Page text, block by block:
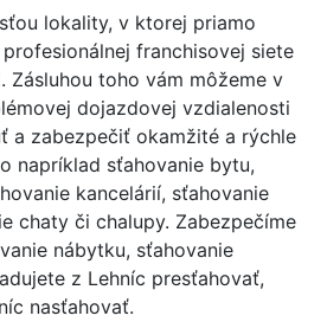
lokality, v ktorej priamo
franchisovej siete
. Zásluhou toho vám môžeme v
dojazdovej vzdialenosti
a zabezpečiť okamžité a rýchle
napríklad sťahovanie bytu,
kancelárií, sťahovanie
chaty či chalupy. Zabezpečíme
nábytku, sťahovanie
z Lehníc presťahovať,
nasťahovať.